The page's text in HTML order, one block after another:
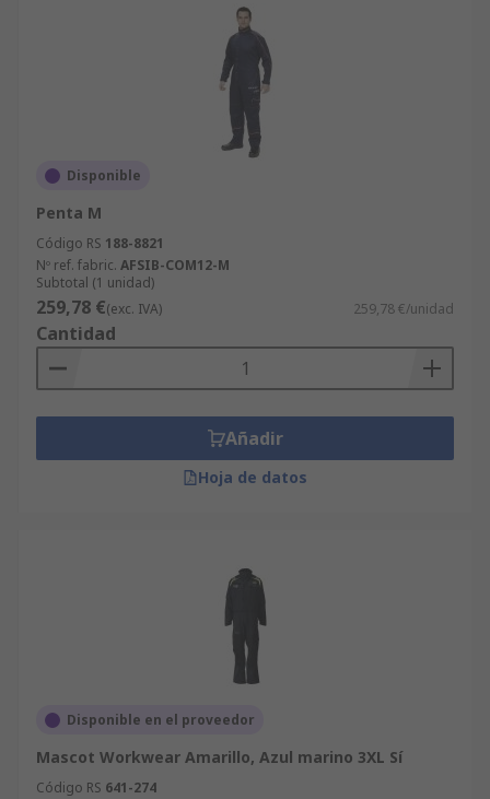
Disponible
Penta M
Código RS 188-8821
Nº ref. fabric. AFSIB-COM12-M
Subtotal (1 unidad)
259,78 €(exc. IVA) 259,78 €/unidad
Cantidad
Añadir
Hoja de datos
Disponible en el proveedor
Mascot Workwear Amarillo, Azul marino 3XL Sí
Código RS 641-274